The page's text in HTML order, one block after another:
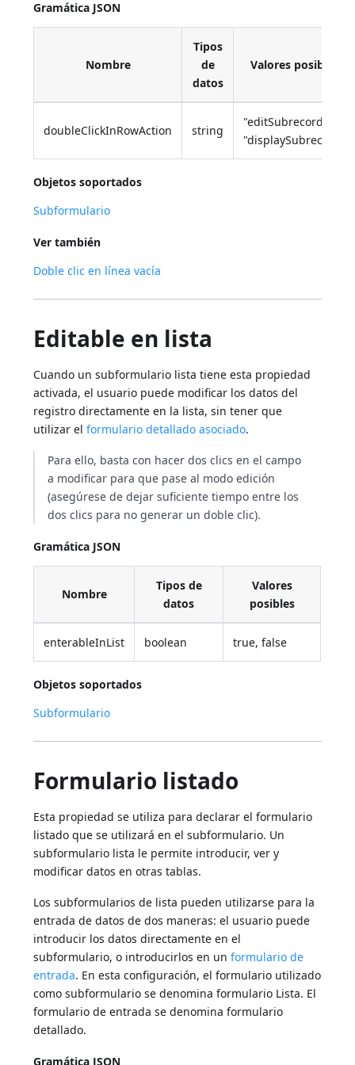
Gramática JSON
Nombre
Tipos
de
datos
Valores posibles
doubleClickInRowAction string
"editSubrecord",
"displaySubrecord"
Objetos soportados
Subformulario
Ver también
Doble clic en línea vacía
Editable en lista
Cuando un subformulario lista tiene esta propiedad
activada, el usuario puede modificar los datos del
registro directamente en la lista, sin tener que
utilizar elformulario detallado asociado.
Para ello, basta con hacer dos clics en el campo
a modificar para que pase al modo edición
(asegúrese de dejar suficiente tiempo entre los
dos clics para no generar un doble clic).
Gramática JSON
Nombre
Tipos de
datos
Valores
posibles
enterableInList boolean true, false
Objetos soportados
Subformulario
Formulario listado
Esta propiedad se utiliza para declarar el formulario
listado que se utilizará en el subformulario. Un
subformulario lista le permite introducir, ver y
modificar datos en otras tablas.
Los subformularios de lista pueden utilizarse para la
entrada de datos de dos maneras: el usuario puede
introducir los datos directamente en el
subformulario, o introducirlos en unformulario de
entrada. En esta configuración, el formulario utilizado
como subformulario se denomina formulario Lista. El
formulario de entrada se denomina formulario
detallado.
Gramática JSON